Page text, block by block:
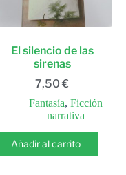
El silencio de las
sirenas
7,50€
Fantasía,Ficción
narrativa
Añadir al carrito